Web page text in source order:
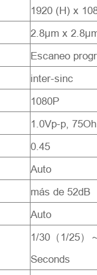
1920 (H) x
2.8μm x
Escaneo
inter-sinc
1080P
1.0Vp-p,
0.45
Auto
más de 52dB
Auto
1/30（1/25）
Seconds